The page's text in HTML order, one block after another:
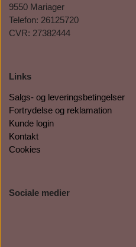
9550 Mariager
Telefon: 26125720
CVR: 27382444
Links
Salgs- og leveringsbetingelser
Fortrydelse og reklamation
Kunde login
Kontakt
Cookies
Sociale medier